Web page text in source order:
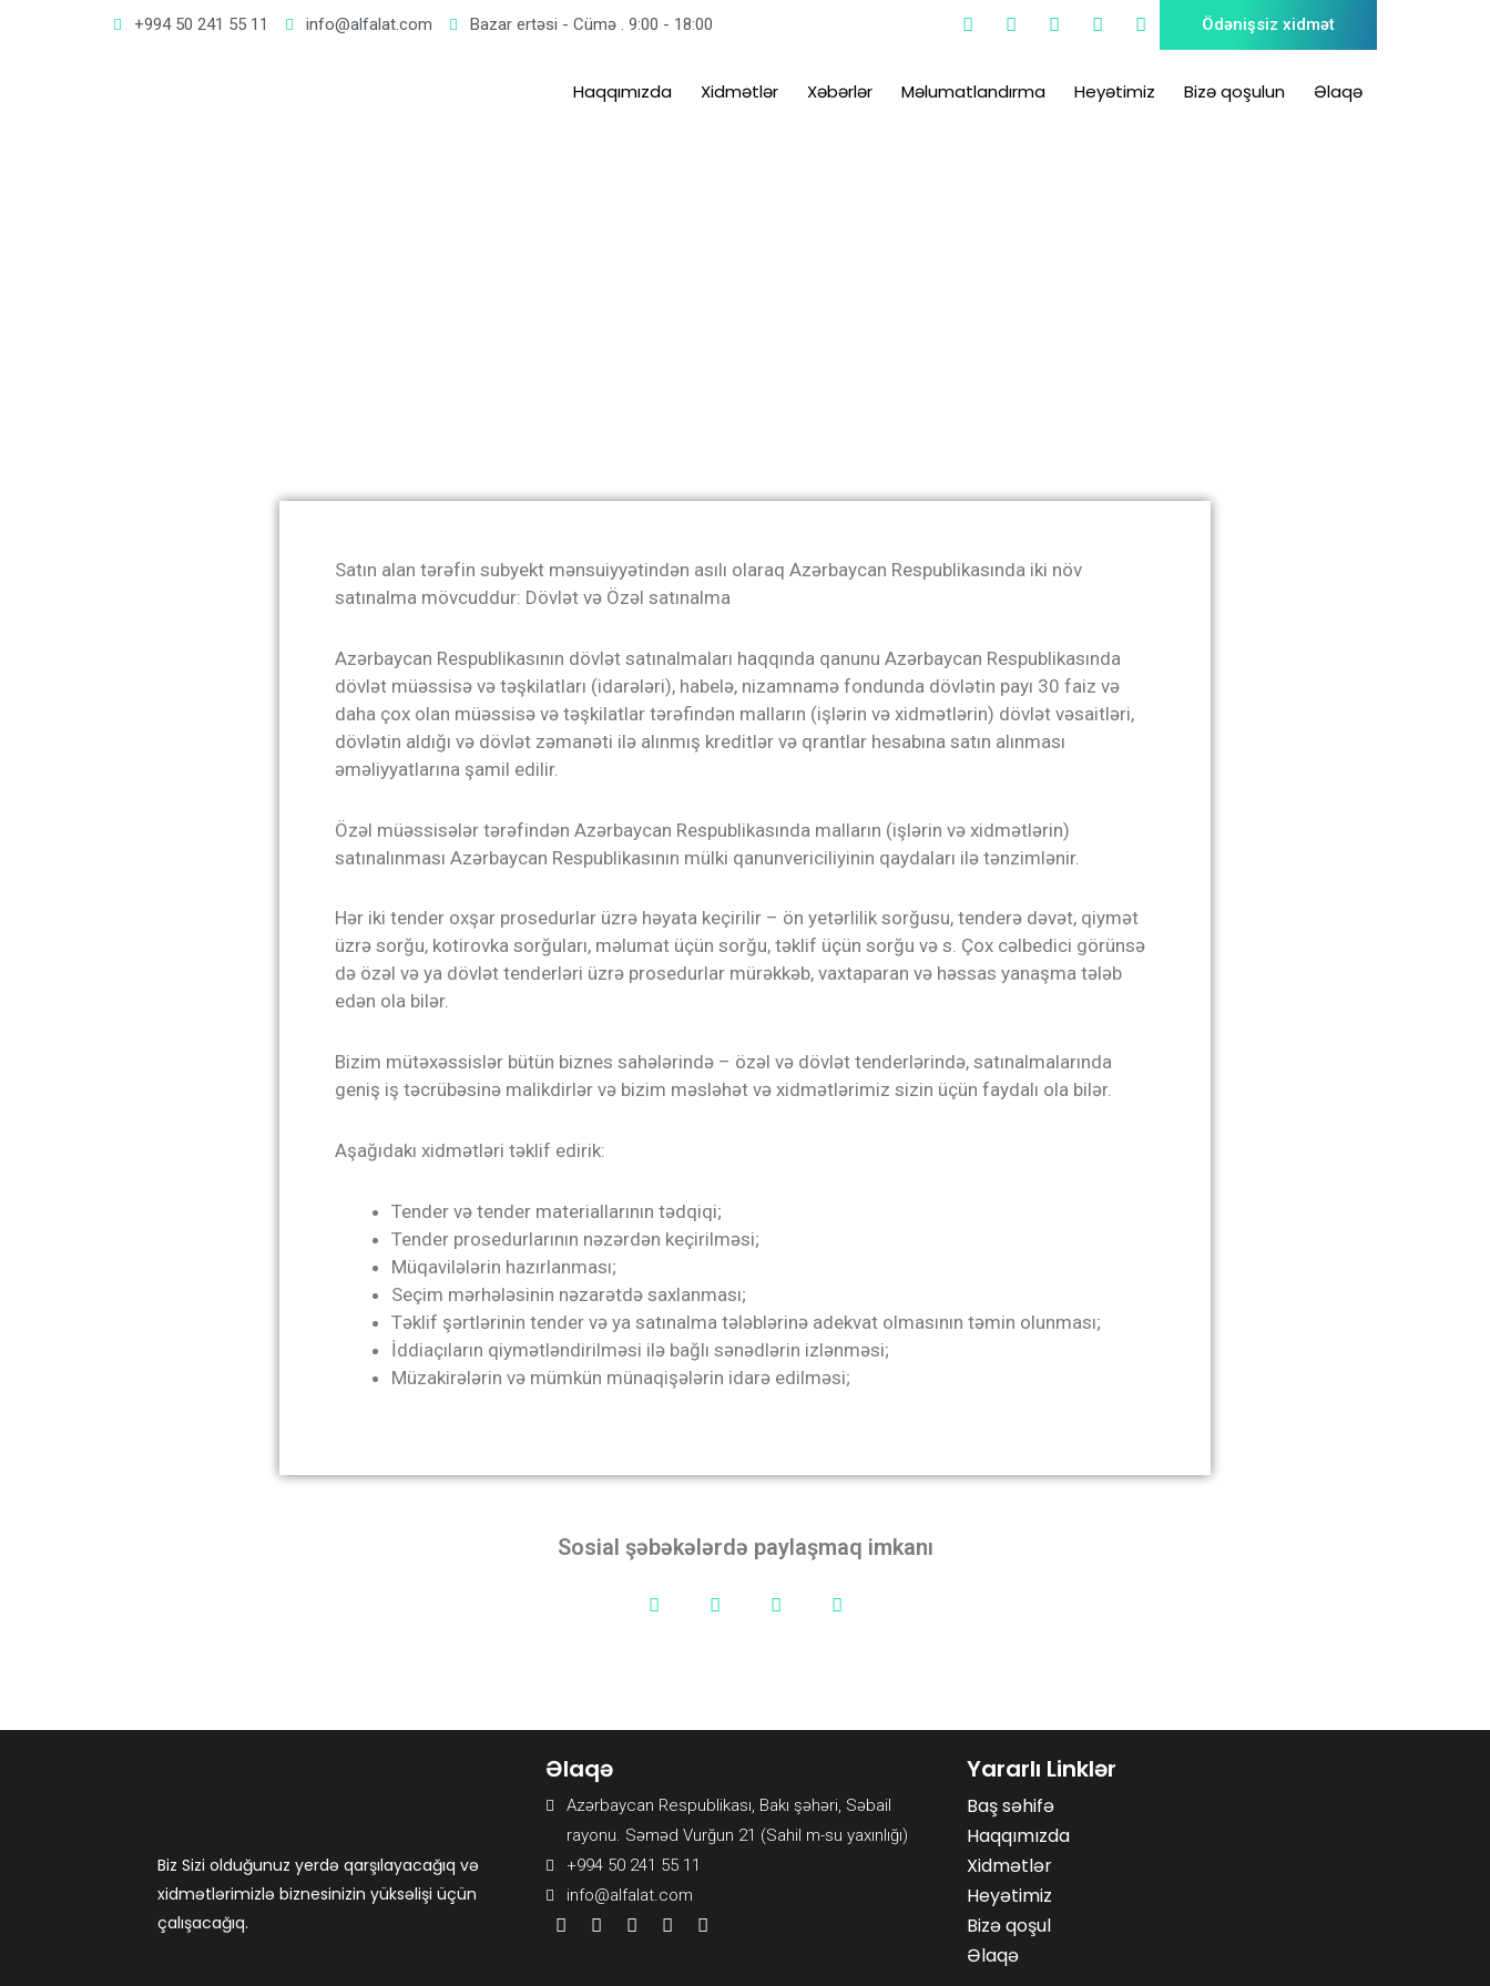
+994 50 241 55 11 info@alfalat.com Bazar ertəsi - Cümə . 9:00 - 18:00 Ödənişsiz xidmət
Haqqımızda Xidmətlər Xəbərlər Məlumatlandırma Heyətimiz Bizə qoşulun Əlaqə
Satın alan tərəfin subyekt mənsuiyyətindən asılı olaraq Azərbaycan Respublikasında iki növ
satınalma mövcuddur: Dövlət və Özəl satınalma
Azərbaycan Respublikasının dövlət satınalmaları haqqında qanunu Azərbaycan Respublikasında
dövlət müəssisə və təşkilatları (idarələri), habelə, nizamnamə fondunda dövlətin payı 30 faiz və
daha çox olan müəssisə və təşkilatlar tərəfindən malların (işlərin və xidmətlərin) dövlət vəsaitləri,
dövlətin aldığı və dövlət zəmanəti ilə alınmış kreditlər və qrantlar hesabına satın alınması
əməliyyatlarına şamil edilir.
Özəl müəssisələr tərəfindən Azərbaycan Respublikasında malların (işlərin və xidmətlərin)
satınalınması Azərbaycan Respublikasının mülki qanunvericiliyinin qaydaları ilə tənzimlənir.
Hər iki tender oxşar prosedurlar üzrə həyata keçirilir – ön yetərlilik sorğusu, tenderə dəvət, qiymət
üzrə sorğu, kotirovka sorğuları, məlumat üçün sorğu, təklif üçün sorğu və s. Çox cəlbedici görünsə
də özəl və ya dövlət tenderləri üzrə prosedurlar mürəkkəb, vaxtaparan və həssas yanaşma tələb
edən ola bilər.
Bizim mütəxəssislər bütün biznes sahələrində – özəl və dövlət tenderlərində, satınalmalarında
geniş iş təcrübəsinə malikdirlər və bizim məsləhət və xidmətlərimiz sizin üçün faydalı ola bilər.
Aşağıdakı xidmətləri təklif edirik:
Tender və tender materiallarının tədqiqi;
Tender prosedurlarının nəzərdən keçirilməsi;
Müqavilələrin hazırlanması;
Seçim mərhələsinin nəzarətdə saxlanması;
Təklif şərtlərinin tender və ya satınalma tələblərinə adekvat olmasının təmin olunması;
İddiaçıların qiymətləndirilməsi ilə bağlı sənədlərin izlənməsi;
Müzakirələrin və mümkün münaqişələrin idarə edilməsi;
Sosial şəbəkələrdə paylaşmaq imkanı
Biz Sizi olduğunuz yerdə qarşılayacağıq və
xidmətlərimizlə biznesinizin yüksəlişi üçün
çalışacağıq.
Əlaqə
Azərbaycan Respublikası, Bakı şəhəri, Səbail
rayonu. Səməd Vurğun 21 (Sahil m-su yaxınlığı)
+994 50 241 55 11
info@alfalat.com
Yararlı Linklər
Baş səhifə
Haqqımızda
Xidmətlər
Heyətimiz
Bizə qoşul
Əlaqə